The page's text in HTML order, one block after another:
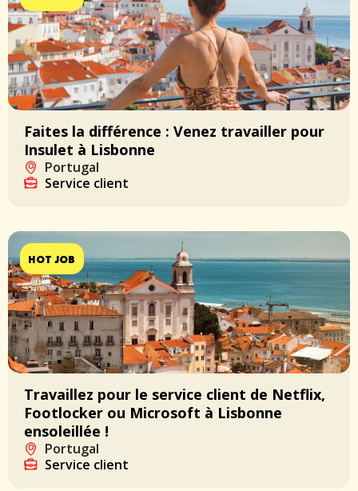
Faites la différence : Venez travailler pour
Insulet à Lisbonne
Portugal
Service client
HOT JOB
Travaillez pour le service client de Netflix,
Footlocker ou Microsoft à Lisbonne
ensoleillée !
Portugal
Service client